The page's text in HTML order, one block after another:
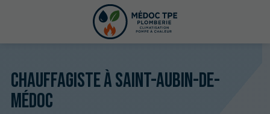
Chauffagiste à Saint-Aubin-de-
Médoc